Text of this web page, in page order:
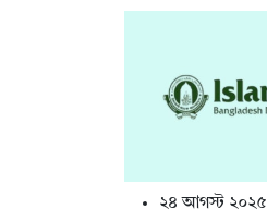
২৪ আগস্ট ২০২৫